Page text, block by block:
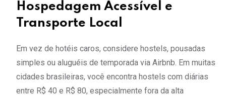
Hospedagem Acessível e
Transporte Local
Em vez de hotéis caros, considere hostels, pousadas
simples ou aluguéis de temporada via Airbnb. Em muitas
cidades brasileiras, você encontra hostels com diárias
entre R$ 40 e R$ 80, especialmente fora da alta